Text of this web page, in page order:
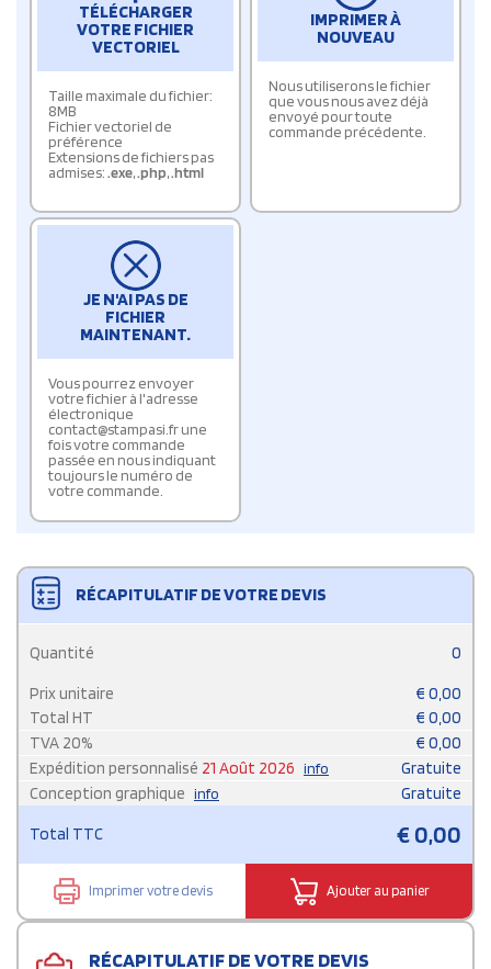
TÉLÉCHARGER
VOTRE FICHIER
VECTORIEL
Taille maximale du fichier:
8MB
Fichier vectoriel de
préférence
Extensions de fichiers pas
admises:.exe,.php,.html
IMPRIMER À
NOUVEAU
Nous utiliserons le fichier
que vous nous avez déjà
envoyé pour toute
commande précédente.
JE N'AI PAS DE
FICHIER
MAINTENANT.
Vous pourrez envoyer
votre fichier à l'adresse
électronique
contact@stampasi.fr une
fois votre commande
passée en nous indiquant
toujours le numéro de
votre commande.
RÉCAPITULATIF DE VOTRE DEVIS
Quantité 0
Prix unitaire € 0,00
Total HT
€ 0,00
TVA 20% € 0,00
Expédition personnalisé 21 Août 2026 info
Gratuite
Conception graphique info Gratuite
Total TTC €0,00
Imprimer votre devis Ajouter au panier
RÉCAPITULATIF DE VOTRE DEVIS